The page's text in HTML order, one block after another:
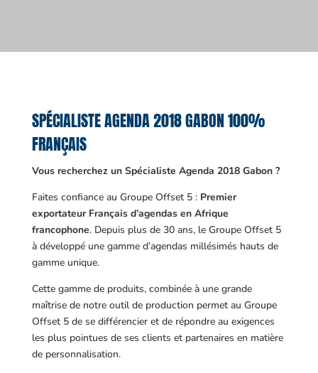
SPÉCIALISTE AGENDA 2018 GABON 100%
FRANÇAIS
Vous recherchez un Spécialiste Agenda 2018 Gabon ?
Faites confiance au Groupe Offset 5 : Premier
exportateur Français d’agendas en Afrique
francophone. Depuis plus de 30 ans, le Groupe Offset 5
à développé une gamme d’agendas millésimés hauts de
gamme unique.
Cette gamme de produits, combinée à une grande
maîtrise de notre outil de production permet au Groupe
Offset 5 de se différencier et de répondre au exigences
les plus pointues de ses clients et partenaires en matière
de personnalisation.